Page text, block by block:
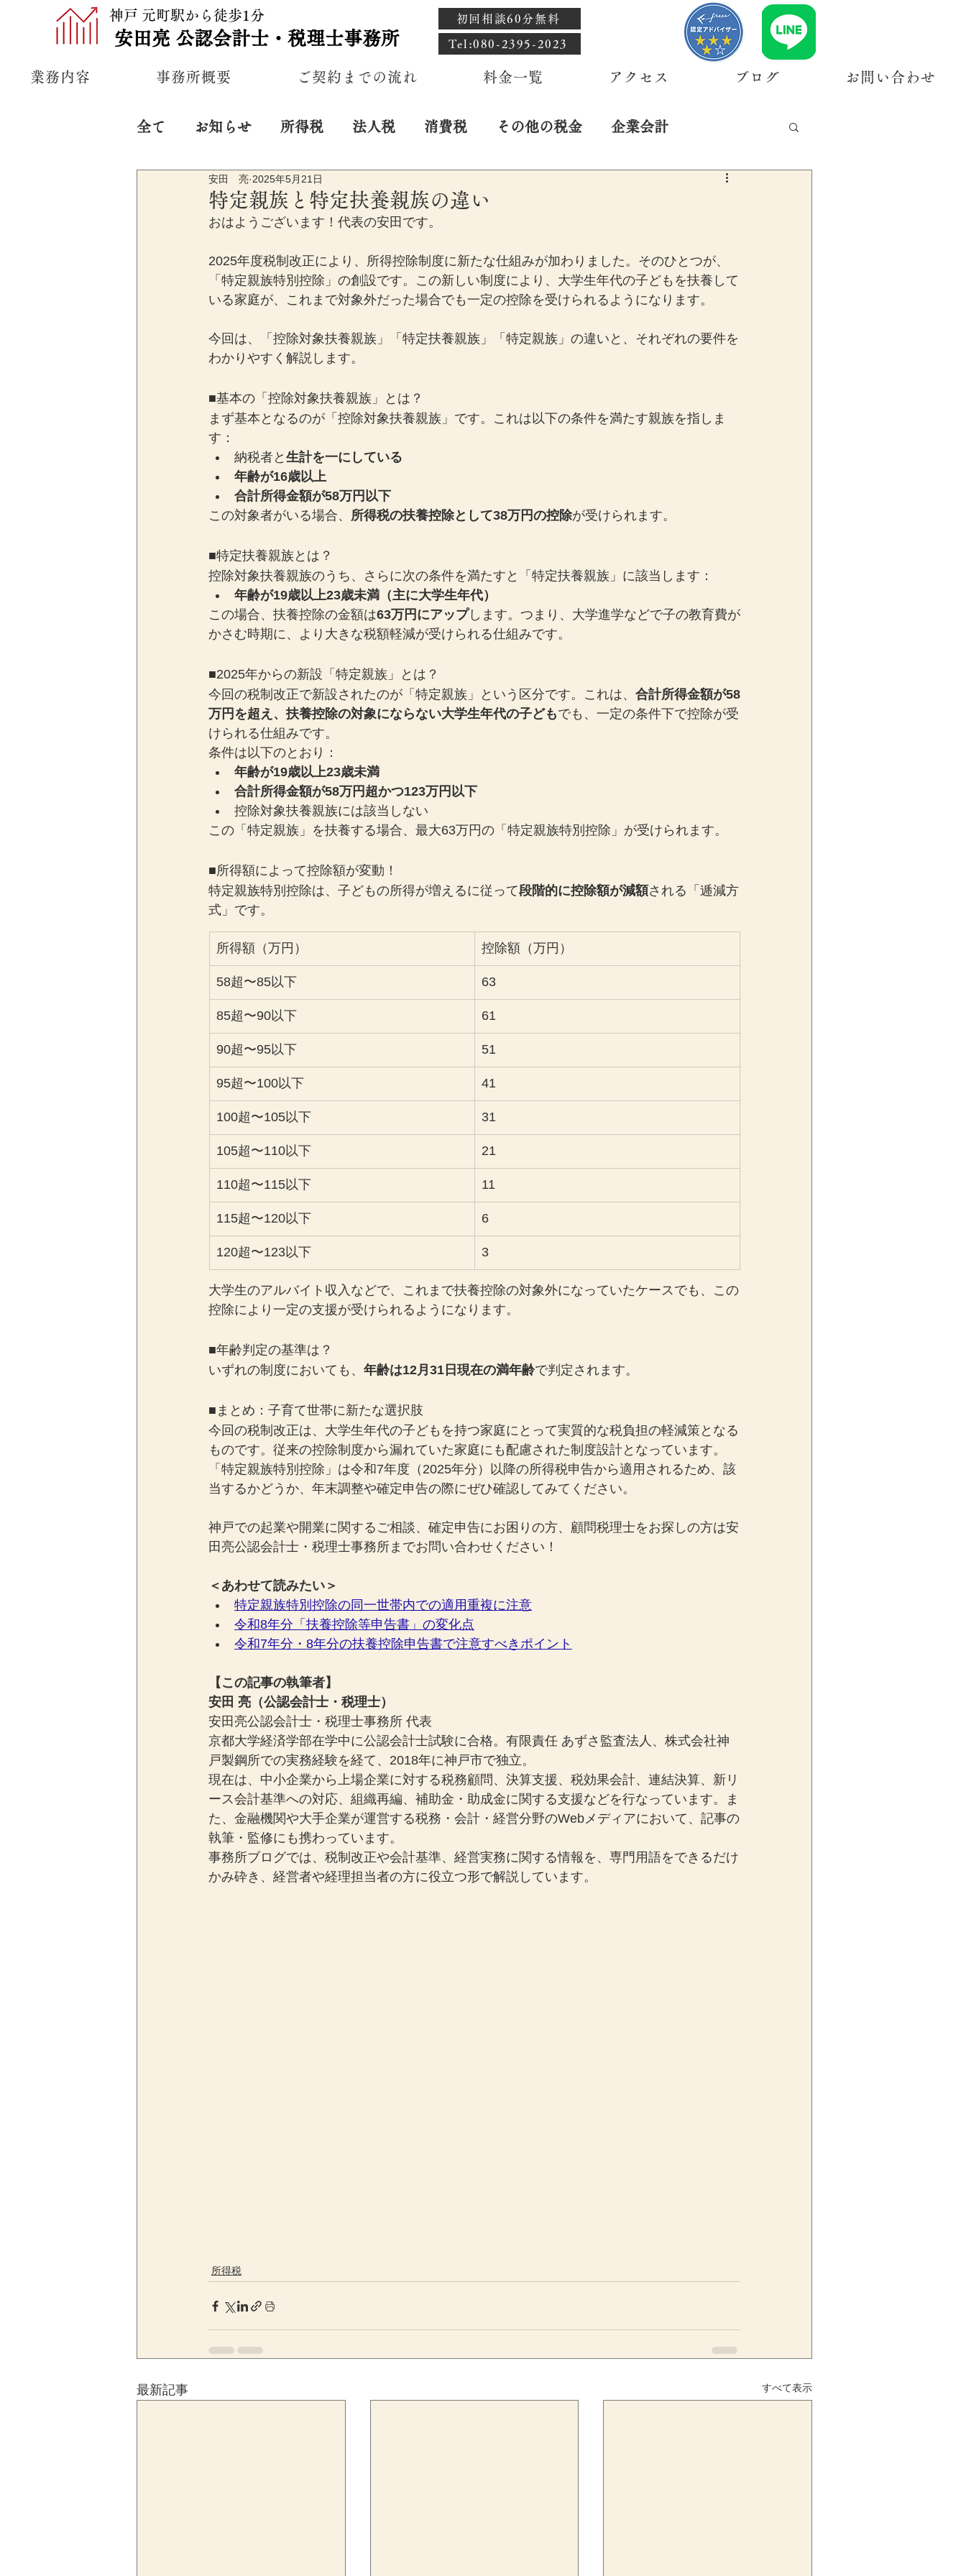
神戸 元町駅から徒歩1分
安田亮 公認会計士・税理士事務所
初回相談60分無料
​Tel:080-2395-2023
業務内容 事務所概要 ご契約までの流れ 料金一覧 アクセス ブログ お問い合わせ
全て お知らせ 所得税 法人税 消費税 その他の税金 企業会計
プライベート 経営
特定親族と特定扶養親族の違い
安田 亮 2025年5月21日
おはようございます！代表の安田です。
2025年度税制改正により、所得控除制度に新たな仕組みが加わりました。そのひとつが、
「特定親族特別控除」の創設です。この新しい制度により、大学生年代の子どもを扶養して
いる家庭が、これまで対象外だった場合でも一定の控除を受けられるようになります。
今回は、「控除対象扶養親族」「特定扶養親族」「特定親族」の違いと、それぞれの要件を
わかりやすく解説します。
■基本の「控除対象扶養親族」とは？
まず基本となるのが「控除対象扶養親族」です。これは以下の条件を満たす親族を指しま
す：
納税者と 生計を一にしている
年齢が16歳以上
合計所得金額が58万円以下
この対象者がいる場合、 所得税の扶養控除として38万円の控除が受けられます。
■特定扶養親族とは？
控除対象扶養親族のうち、さらに次の条件を満たすと「特定扶養親族」に該当します：
年齢が19歳以上23歳未満（主に大学生年代）
この場合、扶養控除の金額は63万円にアップします。つまり、大学進学などで子の教育費が
かさむ時期に、より大きな税額軽減が受けられる仕組みです。
■2025年からの新設「特定親族」とは？
今回の税制改正で新設されたのが「特定親族」という区分です。これは、 合計所得金額が58
万円を超え、扶養控除の対象にならない大学生年代の子どもでも、一定の条件下で控除が受
けられる仕組みです。
条件は以下のとおり：
年齢が19歳以上23歳未満
合計所得金額が58万円超かつ123万円以下
控除対象扶養親族には該当しない
この「特定親族」を扶養する場合、最大63万円の「特定親族特別控除」が受けられます。
■所得額によって控除額が変動！
特定親族特別控除は、子どもの所得が増えるに従って段階的に控除額が減額される「逓減方
式」です。
所得額（万円） 控除額（万円）
58超〜85以下 63
85超〜90以下 61
90超〜95以下 51
95超〜100以下 41
100超〜105以下 31
105超〜110以下 21
110超〜115以下 11
115超〜120以下 6
120超〜123以下 3
大学生のアルバイト収入などで、これまで扶養控除の対象外になっていたケースでも、この
控除により一定の支援が受けられるようになります。
■年齢判定の基準は？
いずれの制度においても、 年齢は12月31日現在の満年齢で判定されます。
■まとめ：子育て世帯に新たな選択肢
今回の税制改正は、大学生年代の子どもを持つ家庭にとって実質的な税負担の軽減策となる
ものです。従来の控除制度から漏れていた家庭にも配慮された制度設計となっています。
「特定親族特別控除」は令和7年度（2025年分）以降の所得税申告から適用されるため、該
当するかどうか、年末調整や確定申告の際にぜひ確認してみてください。
神戸での起業や開業に関するご相談、確定申告にお困りの方、顧問税理士をお探しの方は安
田亮公認会計士・税理士事務所までお問い合わせください！
＜あわせて読みたい＞
特定親族特別控除の同一世帯内での適用重複に注意
令和8年分「扶養控除等申告書」の変化点
令和7年分・8年分の扶養控除申告書で注意すべきポイント
【この記事の執筆者】
安田 亮（公認会計士・税理士）
安田亮公認会計士・税理士事務所 代表
京都大学経済学部在学中に公認会計士試験に合格。有限責任 あずさ監査法人、株式会社神
戸製鋼所での実務経験を経て、2018年に神戸市で独立。
現在は、中小企業から上場企業に対する税務顧問、決算支援、税効果会計、連結決算、新リ
ース会計基準への対応、組織再編、補助金・助成金に関する支援などを行なっています。ま
た、金融機関や大手企業が運営する税務・会計・経営分野のWebメディアにおいて、記事の
執筆・監修にも携わっています。
事務所ブログでは、税制改正や会計基準、経営実務に関する情報を、専門用語をできるだけ
かみ砕き、経営者や経理担当者の方に役立つ形で解説しています。
所得税
最新記事 すべて表示